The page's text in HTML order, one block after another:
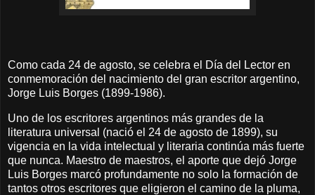
Como cada 24 de agosto, se celebra el Día del Lector en
conmemoración del nacimiento del gran escritor argentino,
Jorge Luis Borges (1899-1986).
Uno de los escritores argentinos más grandes de la
literatura universal (nació el 24 de agosto de 1899), su
vigencia en la vida intelectual y literaria continúa más fuerte
que nunca. Maestro de maestros, el aporte que dejó Jorge
Luis Borges marcó profundamente no solo la formación de
tantos otros escritores que eligieron el camino de la pluma,